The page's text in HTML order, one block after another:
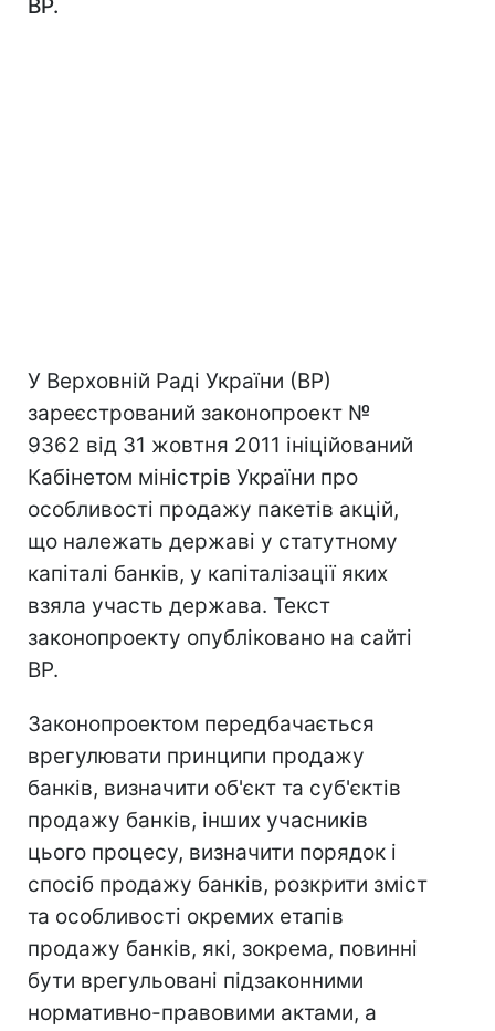
ВР.
У Верховній Раді України (ВР)
зареєстрований законопроект №
9362 від 31 жовтня 2011 ініційований
Кабінетом міністрів України про
особливості продажу пакетів акцій,
що належать державі у статутному
капіталі банків, у капіталізації яких
взяла участь держава. Текст
законопроекту опубліковано на сайті
ВР.
Законопроектом передбачається
врегулювати принципи продажу
банків, визначити об'єкт та суб'єктів
продажу банків, інших учасників
цього процесу, визначити порядок і
спосіб продажу банків, розкрити зміст
та особливості окремих етапів
продажу банків, які, зокрема, повинні
бути врегульовані підзаконними
нормативно-правовими актами, а